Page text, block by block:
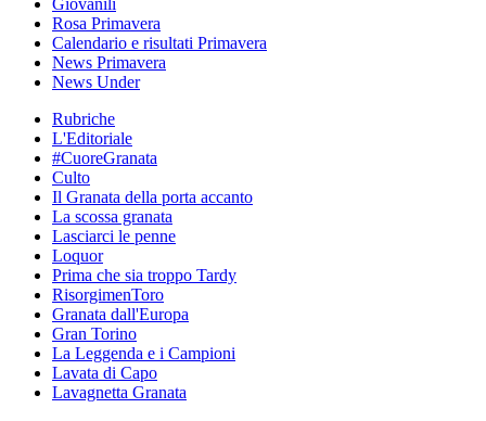
Giovanili
Rosa Primavera
Calendario e risultati Primavera
News Primavera
News Under
Rubriche
L'Editoriale
#CuoreGranata
Culto
Il Granata della porta accanto
La scossa granata
Lasciarci le penne
Loquor
Prima che sia troppo Tardy
RisorgimenToro
Granata dall'Europa
Gran Torino
La Leggenda e i Campioni
Lavata di Capo
Lavagnetta Granata